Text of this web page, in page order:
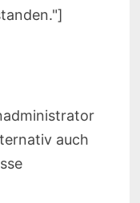
auch